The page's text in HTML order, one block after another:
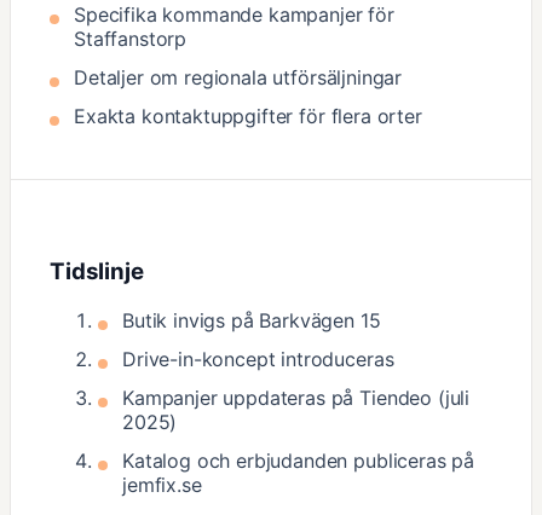
Specifika kommande kampanjer för
Staffanstorp
Detaljer om regionala utförsäljningar
Exakta kontaktuppgifter för flera orter
Tidslinje
Butik invigs på Barkvägen 15
Drive-in-koncept introduceras
Kampanjer uppdateras på Tiendeo (juli
2025)
Katalog och erbjudanden publiceras på
jemfix.se